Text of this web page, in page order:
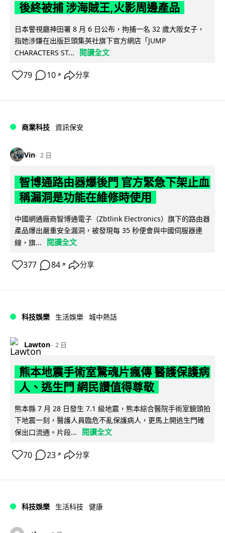
後終被捕 涉海賊王,火影周邊產品
日本警視廳神田署 8 月 6 日公布，拘捕一名 32 歲大阪女子，
指她涉嫌在出版巨頭集英社旗下官方網店「JUMP
CHARACTERS ST...
閱讀全文
79 10 ↗ 分享
商業科技 資訊保安
Vin 2 日
智博通路由器爆後門 官方緊急下架止血
稱漏洞是功能在維修時使用
中國網通廠商智博通電子（Zbtlink Electronics）旗下的路由器
產品爆出嚴重安全漏洞，被發現每 35 秒便會與中國伺服器連
線，旗...
閱讀全文
377 84 ↗ 分享
科技娛樂 生活娛樂 城中熱話
Lawton 2 日
熊本地震手術室驚魂片瘋傳 醫護保護病
人、逃生門 網民讚值得尊敬
熊本縣 7 月 28 日發生 7.1 級地震，熊本綜合醫院手術室鏡頭拍
下地震一刻，醫護人員臨危不亂保護病人，更馬上開逃生門確
保出口流通。片段...
閱讀全文
70 23 ↗ 分享
科技娛樂 生活科技 健康